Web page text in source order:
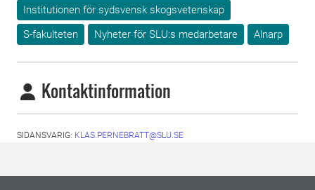
Institutionen för sydsvensk skogsvetenskap
S-fakulteten
Nyheter för SLU:s medarbetare Alnarp
Kontaktinformation
SIDANSVARIG: KLAS.PERNEBRATT@SLU.SE